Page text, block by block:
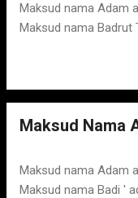
Maksud nama Adam
Maksud nama Badrut
Maksud Nama
Maksud nama Adam
Maksud nama Badi '